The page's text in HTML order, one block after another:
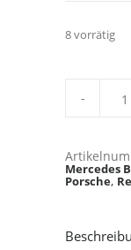
8 vorrätig
Kadett
C,
Manta,
Mercedes
Porsche,